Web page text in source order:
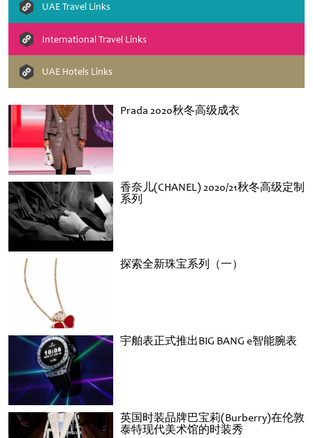
Prada 2020秋冬高级成衣
香奈儿(CHANEL) 2020/21秋冬高级定制
系列
探索全新珠宝系列（一）
宇舶表正式推出BIG BANG e智能腕表
英国时装品牌巴宝莉(Burberry)在伦敦
泰特现代美术馆的时装秀
UAE Travel Links
International Travel Links
UAE Hotels Links